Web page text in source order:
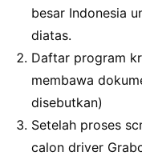
besar Indonesia
diatas.
Daftar program
membawa
disebutkan)
Setelah proses
calon driver